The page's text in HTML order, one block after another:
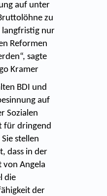
auf unter
zu
langfristig nur
Reformen
sagte
Kramer
BDI und
auf
Sozialen
für dringend
stellen
dass in der
von Angela
die
der